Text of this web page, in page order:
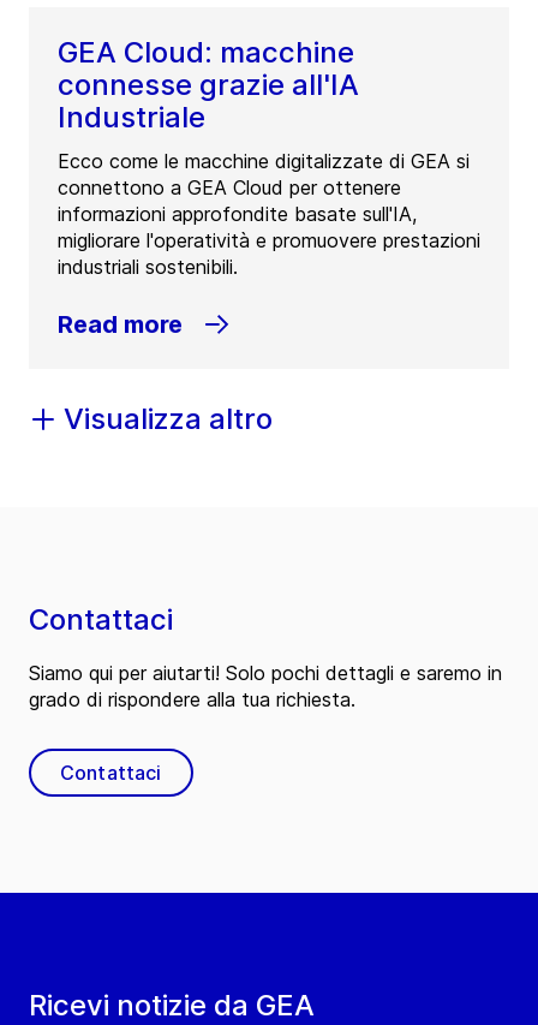
GEA Cloud: macchine
connesse grazie all'IA
Industriale
Ecco come le macchine digitalizzate di GEA si
connettono a GEA Cloud per ottenere
informazioni approfondite basate sull'IA,
migliorare l'operatività e promuovere prestazioni
industriali sostenibili.
Read more
Visualizza altro
Ricevi notizie da GEA
Contattaci
Siamo qui per aiutarti! Solo pochi dettagli e saremo in
grado di rispondere alla tua richiesta.
Contattaci